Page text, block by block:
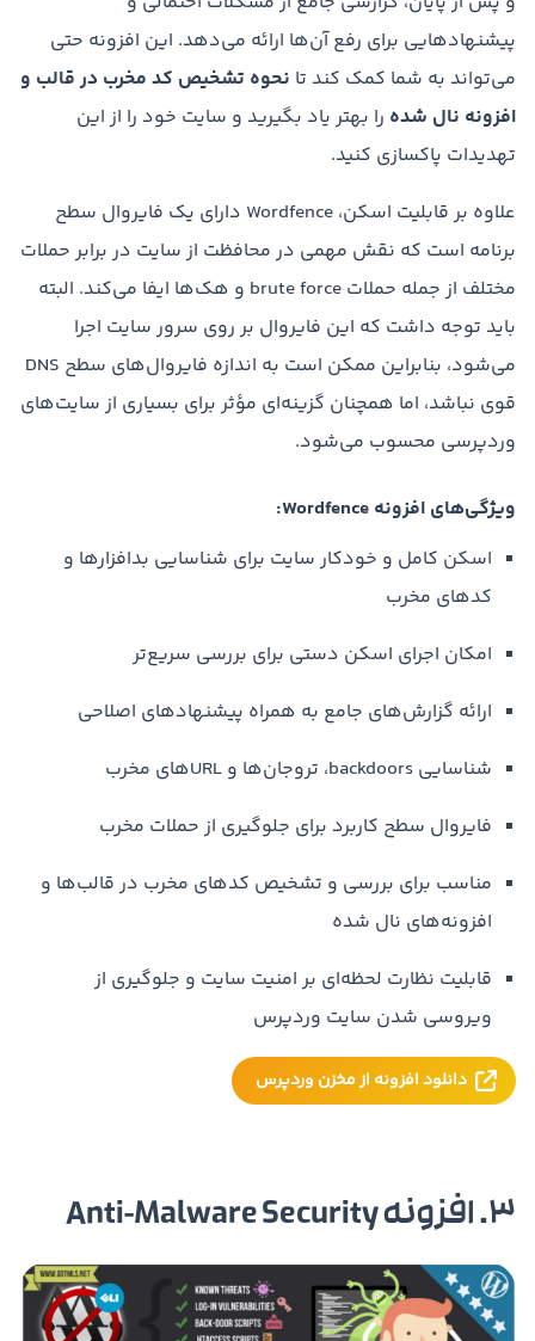
پیشنهادهایی برای رفع آن‌ها ارائه می‌دهد. این افزونه حتی
می‌تواند به شما کمک کند تا نحوه تشخیص کد مخرب در قالب و
افزونه نال شدهرا بهتر یاد بگیرید و سایت خود را از این
تهدیدات پاکسازی کنید.
علاوه بر قابلیت اسکن، Wordfence دارای یک فایروال سطح
برنامه است که نقش مهمی در محافظت از سایت در برابر حملات
مختلف از جمله حملات brute force و هک‌ها ایفا می‌کند. البته
باید توجه داشت که این فایروال بر روی سرور سایت اجرا
می‌شود، بنابراین ممکن است به اندازه فایروال‌های سطح DNS
قوی نباشد، اما همچنان گزینه‌ای مؤثر برای بسیاری از سایت‌های
وردپرسی محسوب می‌شود.
ویژگی‌های افزونه Wordfence:
اسکن کامل و خودکار سایت برای شناسایی بدافزارها و
کدهای مخرب
امکان اجرای اسکن دستی برای بررسی سریع‌تر
ارائه گزارش‌های جامع به همراه پیشنهادهای اصلاحی
شناسایی backdoors، تروجان‌ها و URLهای مخرب
فایروال سطح کاربرد برای جلوگیری از حملات مخرب
مناسب برای بررسی و تشخیص کدهای مخرب در قالب‌ها و
افزونه‌های نال شده
قابلیت نظارت لحظه‌ای بر امنیت سایت و جلوگیری از
ویروسی شدن سایت وردپرس
دانلود افزونه از مخزن وردپرس
3. افزونه Anti-Malware Security